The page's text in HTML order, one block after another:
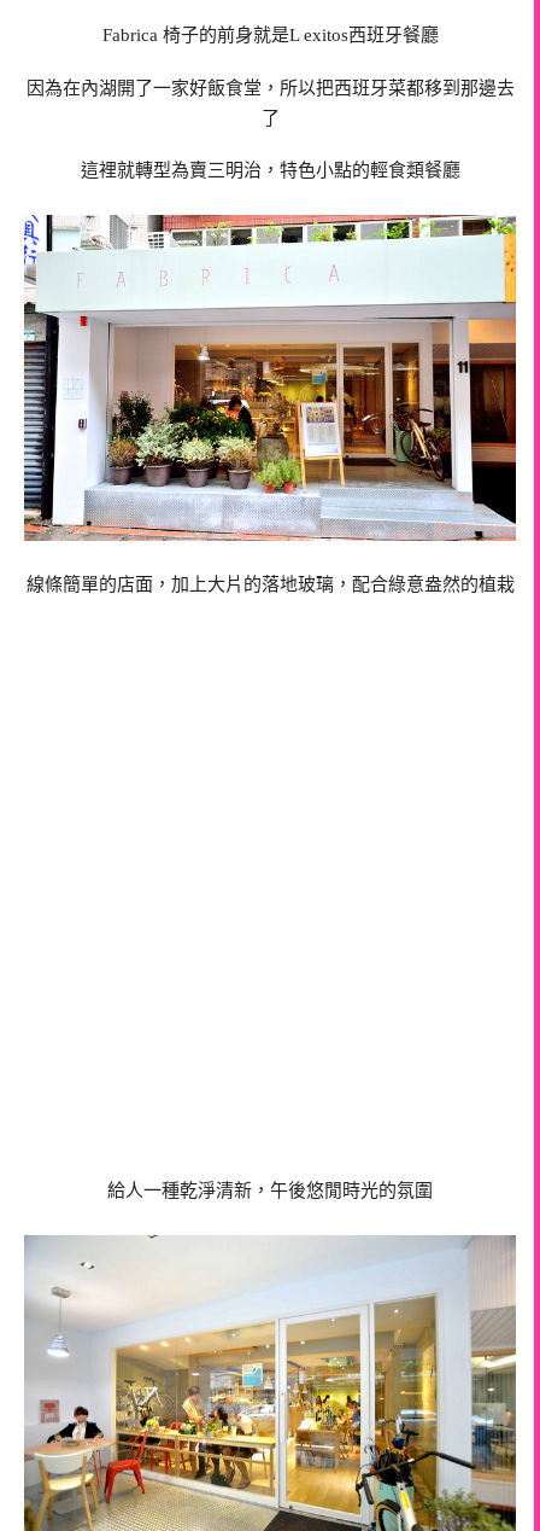
Fabrica 椅子的前身就是L exitos西班牙餐廳
因為在內湖開了一家好飯食堂，所以把西班牙菜都移到那邊去
了
這裡就轉型為賣三明治，特色小點的輕食類餐廳
線條簡單的店面，加上大片的落地玻璃，配合綠意盎然的植栽
給人一種乾淨清新，午後悠閒時光的氛圍